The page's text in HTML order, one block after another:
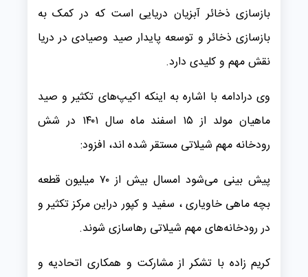
بازسازی ذخائر آبزیان دریایی است که در کمک به
بازسازی ذخائر و توسعه پایدار صید وصیادی در دریا
نقش مهم و کلیدی دارد.
وی درادامه با اشاره به اینکه اکیپ‌های تکثیر و صید
ماهیان مولد از ۱۵ اسفند ماه سال ۱۴۰۱ در شش
رودخانه مهم شیلاتی مستقر شده اند، افزود:
پیش بینی می‌شود امسال بیش از ۷۰ میلیون قطعه
بچه ماهی خاویاری ، سفید و کپور دراین مرکز تکثیر و
در رودخانه‌های مهم شیلاتی رهاسازی شوند.
کریم زاده با تشکر از مشارکت و همکاری اتحادیه و